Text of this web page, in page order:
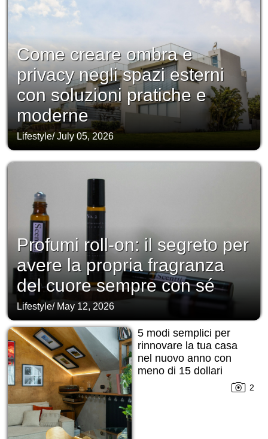
Come creare ombra e
privacy negli spazi esterni
con soluzioni pratiche e
moderne
Lifestyle/July 05, 2026
Profumi roll-on: il segreto per
avere la propria fragranza
del cuore sempre con sé
Lifestyle/ May 12, 2026
5 modi semplici per
rinnovare la tua casa
nel nuovo anno con
meno di 15 dollari
2